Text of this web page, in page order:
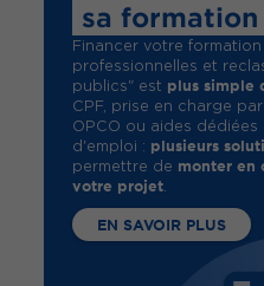
sa formation
Financer votre
professionnelles et
publics" est plus simple
CPF, prise en charge
OPCO ou aides dédiées
d'emploi : plusieurs
permettre de monter en
votre projet.
EN SAVOIR PLUS